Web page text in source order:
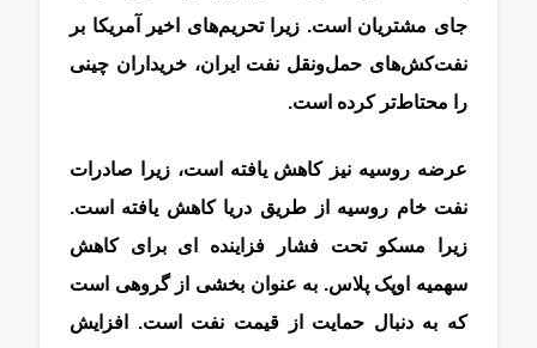
جای مشتریان است. زیرا تحریم‌های اخیر آمریکا بر
نفت‌کش‌های حمل‌ونقل نفت ایران، خریداران چینی
را محتاط‌تر کرده است.
عرضه روسیه نیز کاهش یافته است، زیرا صادرات
نفت خام روسیه از طریق دریا کاهش یافته است.
زیرا مسکو تحت فشار فزاینده ای برای کاهش
سهمیه اوپک پلاس. به عنوان بخشی از گروهی است
که به دنبال حمایت از قیمت نفت است. افزایش